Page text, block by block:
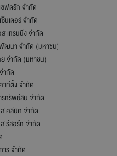
ซฟดรัก จำกัด
นเตอร์ จำกัด
เทรนนิ่ง จำกัด
พัฒนา จำกัด (มหาชน)
จำกัด (มหาชน)
ำกัด
าท์ติ้ง จำกัด
รทรัพย์สิน จำกัด
ส คลีนิค จำกัด
รีสอร์ท จำกัด
าร จำกัด